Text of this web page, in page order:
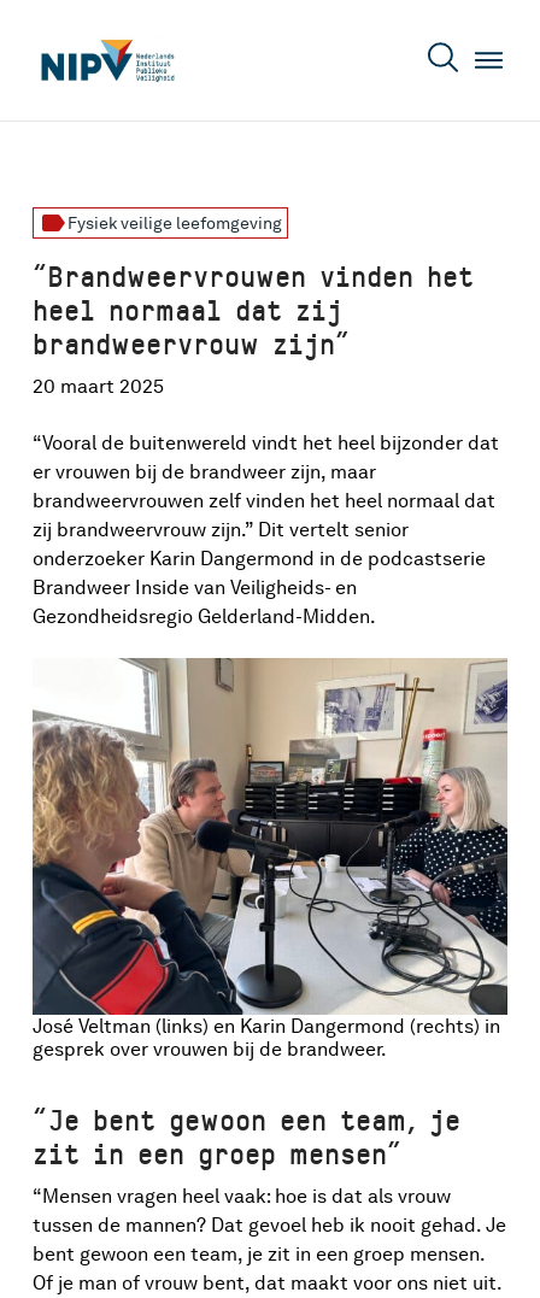
labelFysiek veilige leefomgeving
“Brandweervrouwen vinden het
heel normaal dat zij
brandweervrouw zijn”
20 maart 2025
“Vooral de buitenwereld vindt het heel bijzonder dat
er vrouwen bij de brandweer zijn, maar
brandweervrouwen zelf vinden het heel normaal dat
zij brandweervrouw zijn.” Dit vertelt senior
onderzoeker Karin Dangermond in de podcastserie
Brandweer Inside van Veiligheids- en
Gezondheidsregio Gelderland-Midden.
José Veltman (links) en Karin Dangermond (rechts) in
gesprek over vrouwen bij de brandweer.
“Je bent gewoon een team, je
zit in een groep mensen”
“Mensen vragen heel vaak: hoe is dat als vrouw
tussen de mannen? Dat gevoel heb ik nooit gehad. Je
bent gewoon een team, je zit in een groep mensen.
Of je man of vrouw bent, dat maakt voor ons niet uit.